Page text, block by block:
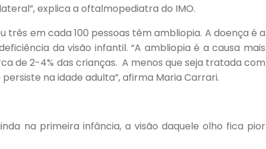
explica a oftalmopediatra do IMO.
em cada 100 pessoas têm ambliopia. A doença é a
da visão infantil. “A ambliopia é a causa mais
de 2-4% das crianças. A menos que seja tratada com
na idade adulta”, afirma Maria Carrari.
na primeira infância, a visão daquele olho fica pior